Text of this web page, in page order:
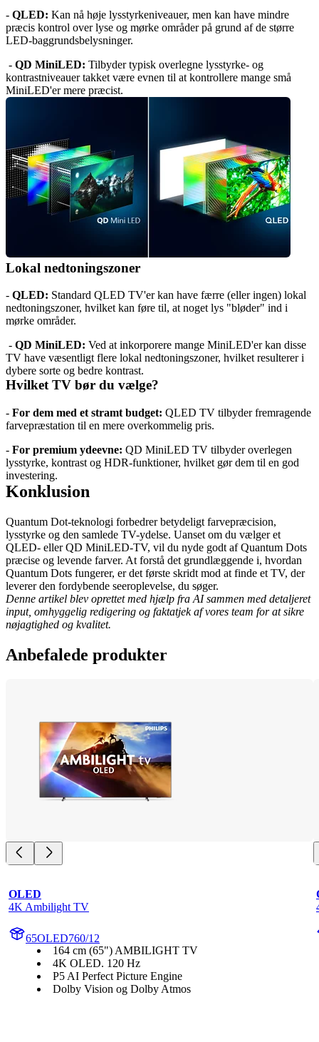
- QLED: Kan nå høje lysstyrkeniveauer, men kan have mindre
præcis kontrol over lyse og mørke områder på grund af de større
LED-baggrundsbelysninger.
- QD MiniLED: Tilbyder typisk overlegne lysstyrke- og
kontrastniveauer takket være evnen til at kontrollere mange små
MiniLED'er mere præcist.
Lokal nedtoningszoner
- QLED: Standard QLED TV'er kan have færre (eller ingen) lokal
nedtoningszoner, hvilket kan føre til, at noget lys "bløder" ind i
mørke områder.
- QD MiniLED: Ved at inkorporere mange MiniLED'er kan disse
TV have væsentligt flere lokal nedtoningszoner, hvilket resulterer i
dybere sorte og bedre kontrast.
Hvilket TV bør du vælge?
- For dem med et stramt budget: QLED TV tilbyder fremragende
farvepræstation til en mere overkommelig pris.
- For premium ydeevne: QD MiniLED TV tilbyder overlegen
lysstyrke, kontrast og HDR-funktioner, hvilket gør dem til en god
investering.
Konklusion
Quantum Dot-teknologi forbedrer betydeligt farvepræcision,
lysstyrke og den samlede TV-ydelse. Uanset om du vælger et
QLED- eller QD MiniLED-TV, vil du nyde godt af Quantum Dots
præcise og levende farver. At forstå det grundlæggende i, hvordan
Quantum Dots fungerer, er det første skridt mod at finde et TV, der
leverer den fordybende seeroplevelse, du søger.
Denne artikel blev oprettet med hjælp fra AI sammen med detaljeret
input, omhyggelig redigering og faktatjek af vores team for at sikre
nøjagtighed og kvalitet.
Anbefalede produkter
OLED
4K Ambilight TV
65OLED760/12
164 cm (65") AMBILIGHT TV
4K OLED. 120 Hz
P5 AI Perfect Picture Engine
Dolby Vision og Dolby Atmos